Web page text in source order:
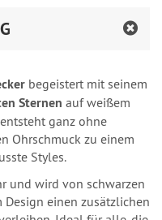
begeistert mit seinem
Sternen auf weißem
ganz ohne
Ohrschmuck zu einem
Styles.
und wird von schwarzen
einen zusätzlichen